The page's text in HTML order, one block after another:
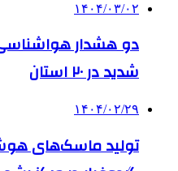
۱۴۰۴/۰۳/۰۲
دو هشدار
شدید در ۲۰ استان
۱۴۰۴/۰۲/۲۹
تولید ماسک‌های